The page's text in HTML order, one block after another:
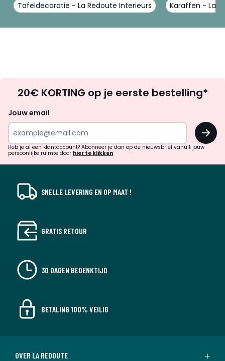
Tafeldecoratie - La Redoute Interieurs Karaffen - La
zoek
inspiratie
verrassingen?
20€ KORTING op je eerste bestelling*
Jouw email
OK
Heb je al een klantaccount? Abonneer je dan op de nieuwsbrief vanuit jouw
persoonlijke ruimte door hier te klikken
SNELLE LEVERING EN OP MAAT !
GRATIS RETOUR
30 DAGEN BEDENKTIJD
BETALING 100% VEILIG
OVER LA REDOUTE